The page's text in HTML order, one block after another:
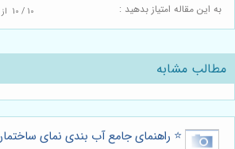
به این مقاله امتیاز بدهید : 10 / 10 از
مطالب مشابه
⭐️ راهنمای جامع آب بندی نمای